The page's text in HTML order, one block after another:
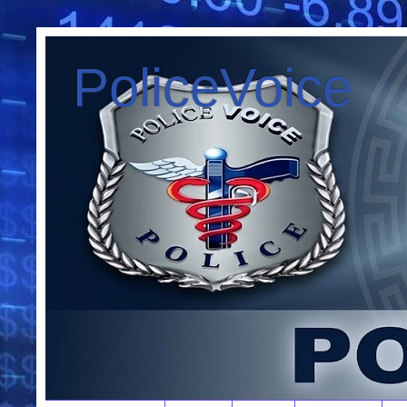
PoliceVoice